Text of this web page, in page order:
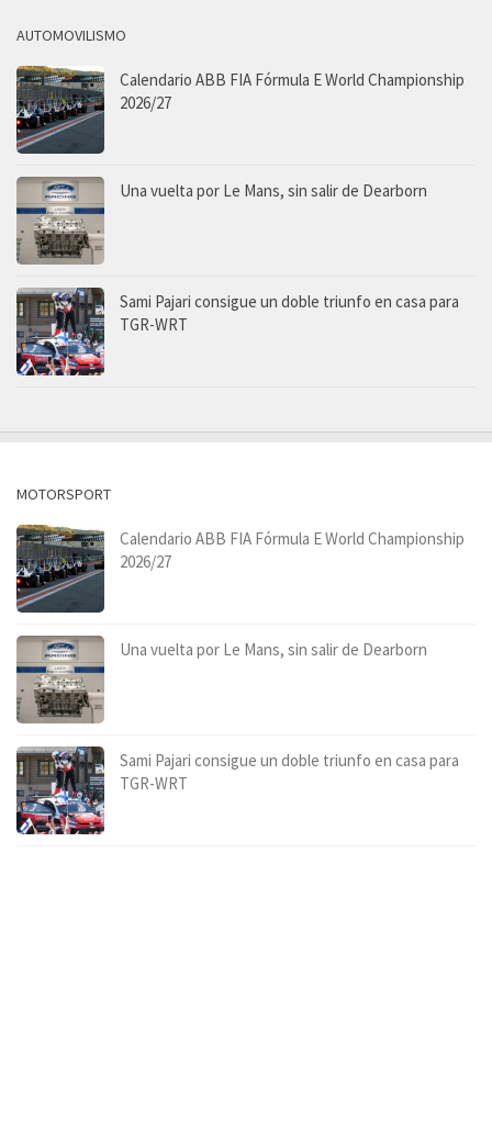
AUTOMOVILISMO
Calendario ABB FIA Fórmula E World Championship
2026/27
Una vuelta por Le Mans, sin salir de Dearborn
Sami Pajari consigue un doble triunfo en casa para
TGR-WRT
MOTORSPORT
Calendario ABB FIA Fórmula E World Championship
2026/27
Una vuelta por Le Mans, sin salir de Dearborn
Sami Pajari consigue un doble triunfo en casa para
TGR-WRT